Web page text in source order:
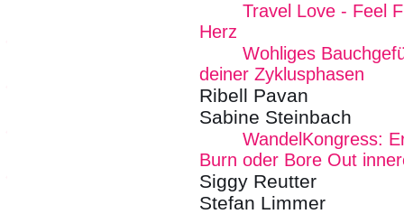
Travel Love - Feel
Herz
Wohliges
deiner Zyklusphasen
Ribell Pavan
Sabine Steinbach
WandelKongress:
Burn oder Bore Out
Siggy Reutter
Stefan Limmer